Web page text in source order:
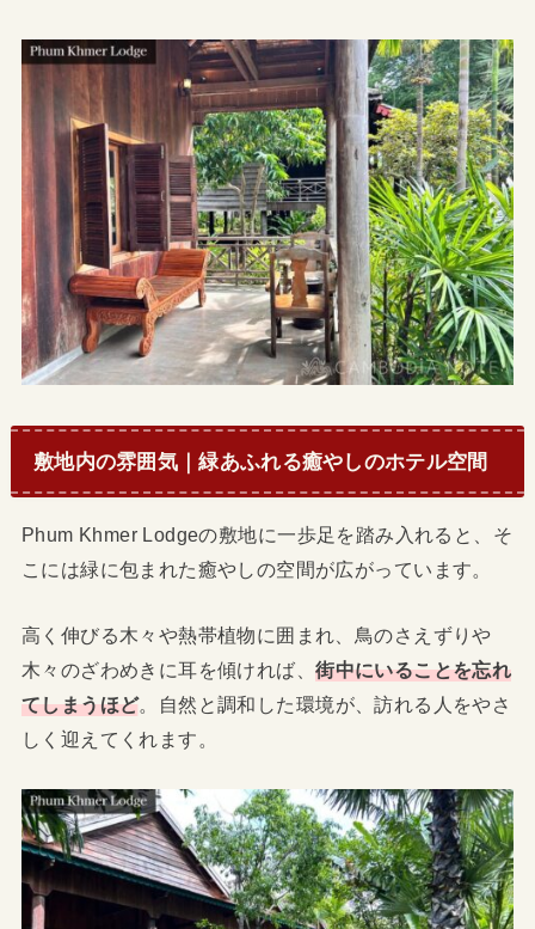
敷地内の雰囲気｜緑あふれる癒やしのホテル空間
Phum Khmer Lodgeの敷地に一歩足を踏み入れると、そ
こには緑に包まれた癒やしの空間が広がっています。
高く伸びる木々や熱帯植物に囲まれ、鳥のさえずりや
木々のざわめきに耳を傾ければ、街中にいることを忘れ
てしまうほど。自然と調和した環境が、訪れる人をやさ
しく迎えてくれます。